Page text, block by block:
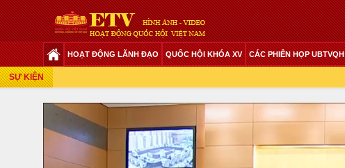
HOẠT ĐỘNG LÃNH ĐẠO QUỐC HỘI KHÓA XV CÁC PHIÊN HỌP UBTVQH
SỰ KIỆN